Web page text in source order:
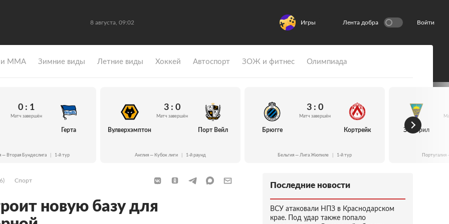
8 августа, 09:02 Игры Лента добра Войти
и ММА Зимние виды Летние виды Хоккей Автоспорт ЗОЖ и фитнес Олимпиада
0 : 1
Матч завершён
Герта
— Вторая Бундеслига 1-й тур
Вулверхэмптон
3 : 0
Матч завершён
Порт Вейл
Англия — Кубок лиги 1-й раунд
Брюгге
3 : 0
Матч завершён
Кортрейк
Бельгия — Лига Жюпиле 1-й тур
Эшторил
Спорт
новую базу для
Последние новости
ВСУ атаковали НПЗ в Краснодарском
крае. Под удар также попало